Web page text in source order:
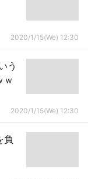
2020/1/15(We) 12:30
う
ｗ
2020/1/15(We) 12:30
負